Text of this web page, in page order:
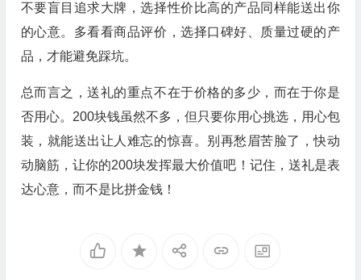
不要盲目追求大牌，选择性价比高的产品同样能送出你
的心意。多看看商品评价，选择口碑好、质量过硬的产
品，才能避免踩坑。
总而言之，送礼的重点不在于价格的多少，而在于你是
否用心。200块钱虽然不多，但只要你用心挑选，用心包
装，就能送出让人难忘的惊喜。别再愁眉苦脸了，快动
动脑筋，让你的200块发挥最大价值吧！记住，送礼是表
达心意，而不是比拼金钱！